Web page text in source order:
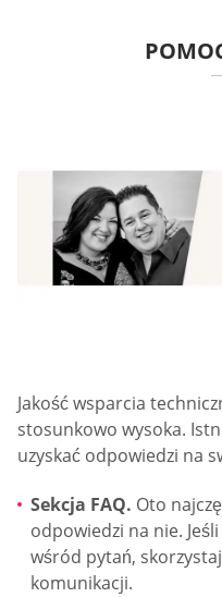
Jakość wsparcia
stosunkowo wysoka.
uzyskać odpowiedzi na
Sekcja FAQ. Oto
odpowiedzi na nie.
wśród pytań,
komunikacji.